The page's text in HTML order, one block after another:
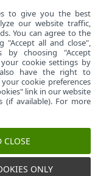
to give you the best
our website traffic,
You can agree to the
"Accept all and close",
by choosing "Accept
cookie settings by
also have the right to
cookie preferences
link in our website
available). For more
CLOSE
ONLY